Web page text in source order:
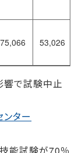
75,066 53,026
響で試験中止
ター